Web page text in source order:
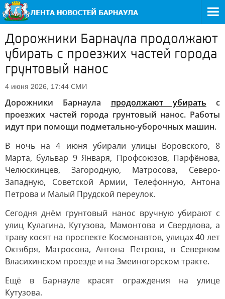
Дорожники Барнаула продолжают
убирать с проезжих частей города
грунтовый нанос
4 июня 2026, 17:44 СМИ
Дорожники Барнаула продолжают убирать с
проезжих частей города грунтовый нанос. Работы
идут при помощи подметально-уборочных машин.
В ночь на 4 июня убирали улицы Воровского, 8
Марта, бульвар 9 Января, Профсоюзов, Парфёнова,
Челюскинцев, Загородную, Матросова, Северо-
Западную, Советской Армии, Телефонную, Антона
Петрова и Малый Прудской переулок.
Сегодня днём грунтовый нанос вручную убирают с
улиц Кулагина, Кутузова, Мамонтова и Свердлова, а
траву косят на проспекте Космонавтов, улицах 40 лет
Октября, Матросова, Антона Петрова, в Северном
Власихинском проезде и на Змеиногорском тракте.
Ещё в Барнауле красят ограждения на улице
Кутузова.